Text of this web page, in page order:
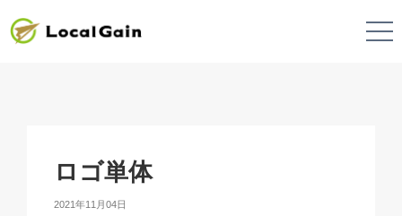
ロゴ単体
2021年11月04日